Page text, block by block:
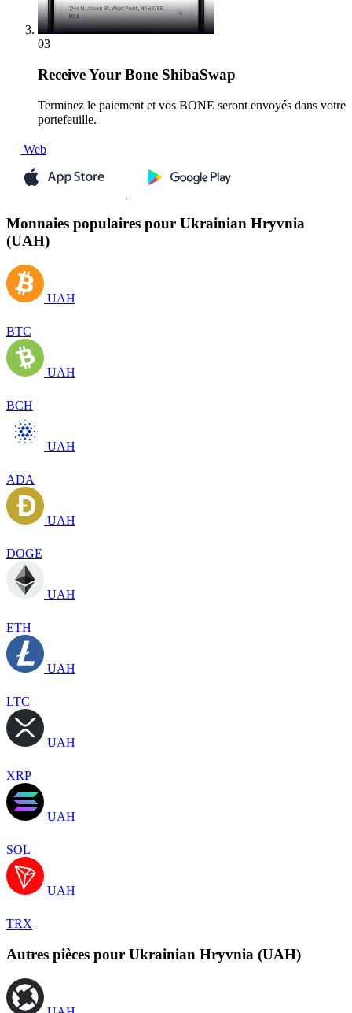
03
ReceiveYour Bone ShibaSwap
Terminez le paiement et vos BONE seront envoyés dans votre
portefeuille.
Web
Monnaies populaires pour Ukrainian Hryvnia
(UAH)
UAH
BTC
UAH
BCH
UAH
ADA
UAH
DOGE
UAH
ETH
UAH
LTC
UAH
XRP
UAH
SOL
UAH
TRX
Autres pièces pour Ukrainian Hryvnia (UAH)